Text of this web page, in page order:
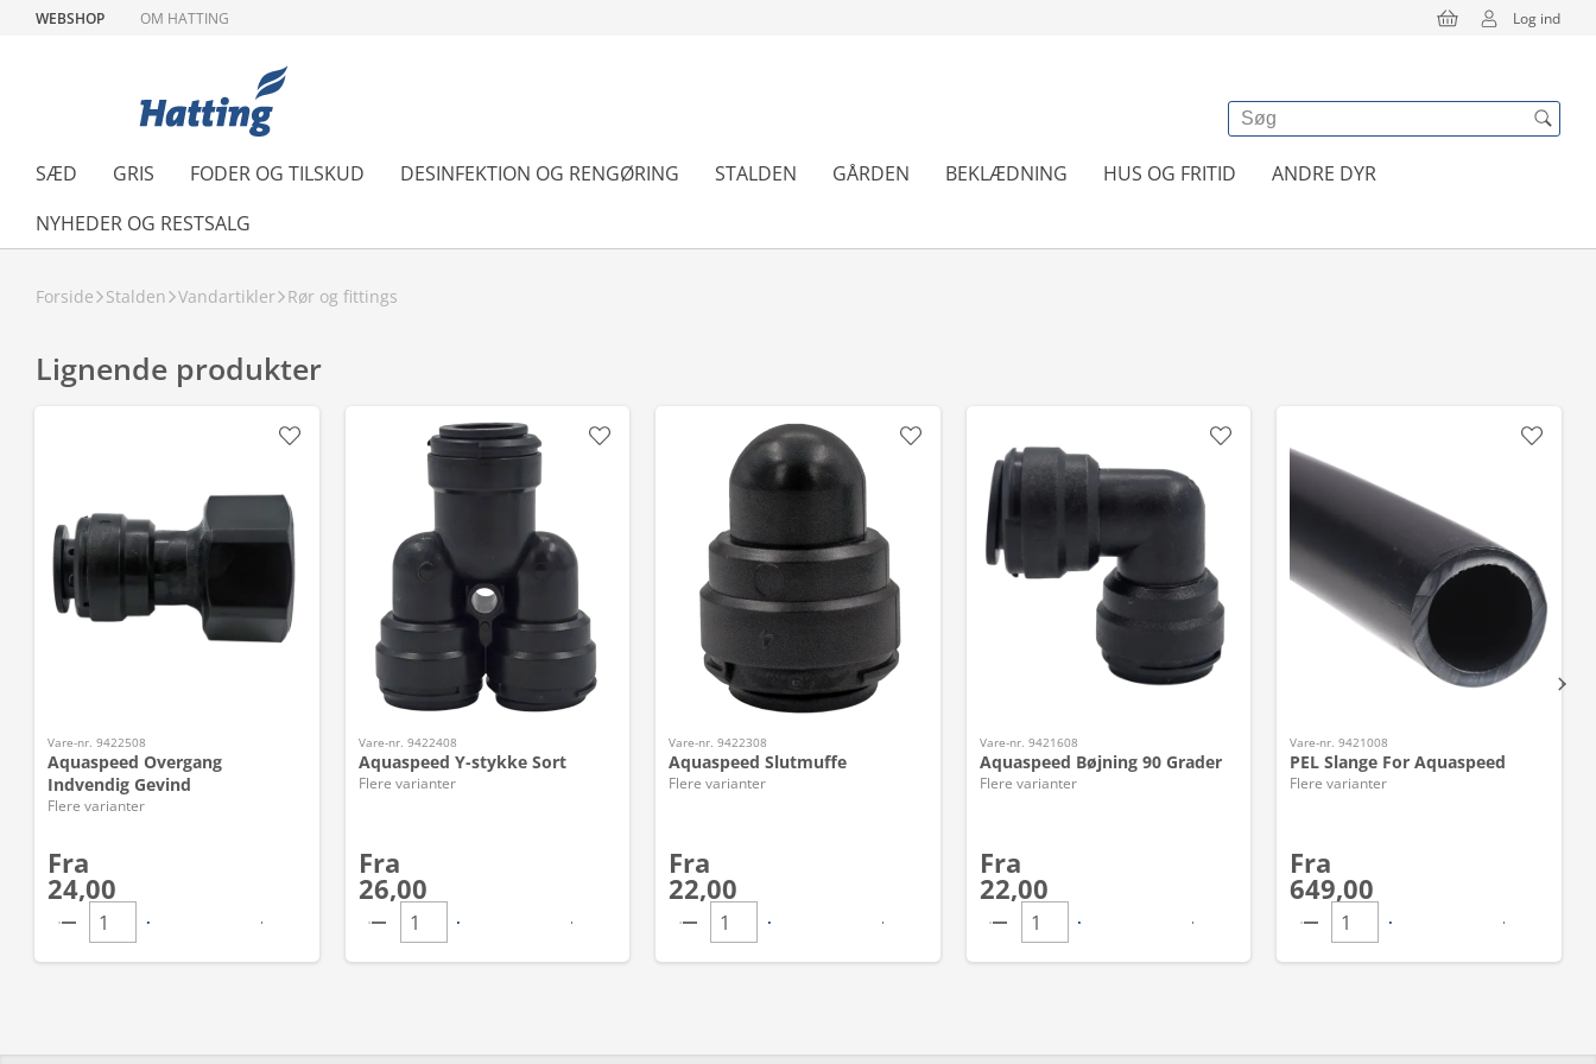
WEBSHOP OM HATTING Log ind
SÆD GRIS FODER OG TILSKUD DESINFEKTION OG RENGØRING STALDEN GÅRDEN BEKLÆDNING HUS OG FRITID
ANDRE DYR
NYHEDER OG RESTSALG
Forside Stalden Vandartikler Rør og fittings
Lignende produkter
Vare-nr. 9422508
Aquaspeed Overgang
Indvendig Gevind
Flere varianter
Fra
24,00
Vare-nr. 9422408
Aquaspeed Y-stykke Sort
Flere varianter
Fra
26,00
Vare-nr. 9422308
Aquaspeed Slutmuffe
Flere varianter
Fra
22,00
Vare-nr. 9421608
Aquaspeed Bøjning 90 Grader
Flere varianter
Fra
22,00
Vare-nr. 9421008
PEL Slange For Aquaspeed
Flere varianter
Fra
649,00